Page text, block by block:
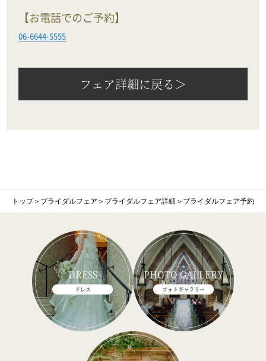
【お電話でのご予約】
06-6644-5555
フェア詳細に戻る＞
トップ＞ ブライダルフェア ＞ ブライダルフェア詳細 ＞ ブライダルフェア予約
DRESS
ドレス
PHOTO GALLERY
フォトギャラリー